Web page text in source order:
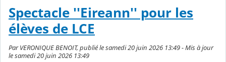
Spectacle ''Eireann'' pour les
élèves de LCE
Par VERONIQUE BENOIT, publié le samedi 20 juin 2026 13:49 - Mis à jour
le samedi 20 juin 2026 13:49